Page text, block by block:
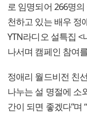
로 임명되어 266명
천하고 있는 배우 정
YTN라디오 설특집
나서며 캠페인 참여
정애리 월드비전 친
나누는 설 명절에 소
간이 되면 좋겠다”며